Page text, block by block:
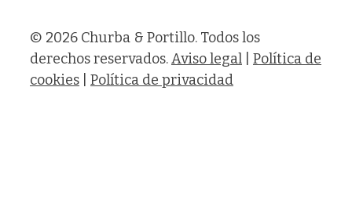
© 2026 Churba & Portillo. Todos los
derechos reservados.Aviso legal
Política de
cookies
Política de privacidad